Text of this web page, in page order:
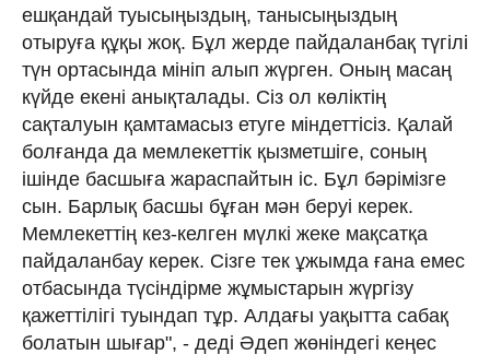
ешқандай туысыңыздың, танысыңыздың
отыруға құқы жоқ. Бұл жерде пайдаланбақ түгілі
түн ортасында мініп алып жүрген. Оның масаң
күйде екені анықталады. Сіз ол көліктің
сақталуын қамтамасыз етуге міндеттісіз. Қалай
болғанда да мемлекеттік қызметшіге, соның
ішінде басшыға жараспайтын іс. Бұл бәрімізге
сын. Барлық басшы бұған мән беруі керек.
Мемлекеттің кез-келген мүлкі жеке мақсатқа
пайдаланбау керек. Сізге тек ұжымда ғана емес
отбасында түсіндірме жұмыстарын жүргізу
қажеттілігі туындап тұр. Алдағы уақытта сабақ
болатын шығар", - деді Әдеп жөніндегі кеңес